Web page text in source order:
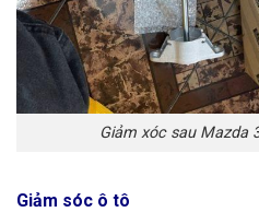
Giảm xóc sau Mazda
Giảm sóc ô tô